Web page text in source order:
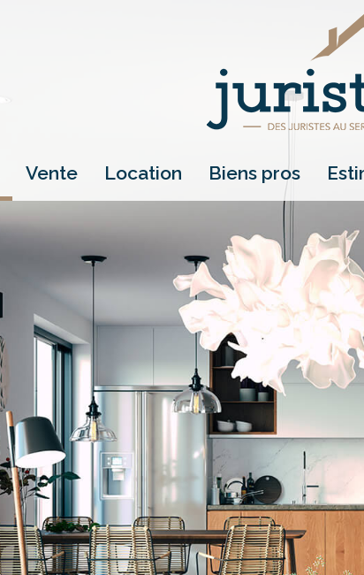
vente location biens pros
vente